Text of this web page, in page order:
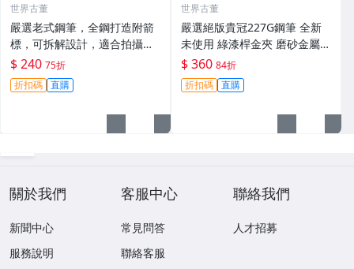
世界古董
嚴選老式鋼筆，全鋼打造附箭
標，可拆解設計，適合拍攝與
收藏。影視道具好選擇。 老鋼
筆 電影道具 雑貨收藏
$ 240 75折
折扣碼 直購
世界古董
嚴選絕版貴冠227G鋼筆 全新
未使用 綠漆桿金夾 磨砂金屬外
殼 大明尖飽滿墨水 試寫順滑
適合收藏使用 老鋼筆 條件好
銑筆
$ 360 84折
折扣碼 直購
關於我們
新聞中心
服務說明
客服中心
常見問答
聯絡客服
聯絡我們
人才招募